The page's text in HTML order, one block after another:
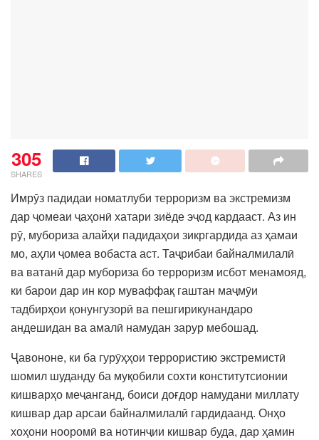
305
SHARES
Имрӯз падидаи номатлуби терроризм ва экстремизм
дар ҷомеаи ҷаҳонӣ хатари зиёде эҷод кардааст. Аз ин
рӯ, мубориза алайҳи падидаҳои зикргардида аз ҳамаи
мо, аҳли ҷомеа вобаста аст. Таҷрибаи байналмилалӣ
ва ватанӣ дар мубориза бо терроризм исбот менамояд,
ки барои дар ин кор муваффақ гаштан маҷмӯи
тадбирҳои қонунгузорӣ ва пешгирикунандаро
андешидан ва амалӣ намудан зарур мебошад.
Ҷавононе, ки ба гурӯҳҳои террористию экстремистӣ
шомил шуданду ба муқобили сохти конститутсионии
кишварҳо меҷанганд, боиси доғдор намудани миллату
кишвар дар арсаи байналмилалӣ гардидаанд. Онҳо
хоҳони нооромӣ ва нотинҷии кишвар буда, дар ҳамин